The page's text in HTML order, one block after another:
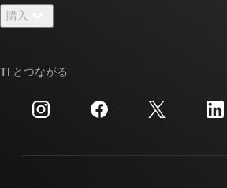
ニュース
イベント
投資家向け情報
TI E2E™ 設計サポート・フォーラム
クロスリファレンス検索
カスタマー・サポート・センター
購入
ご注文に関する FAQ
TI とつながる